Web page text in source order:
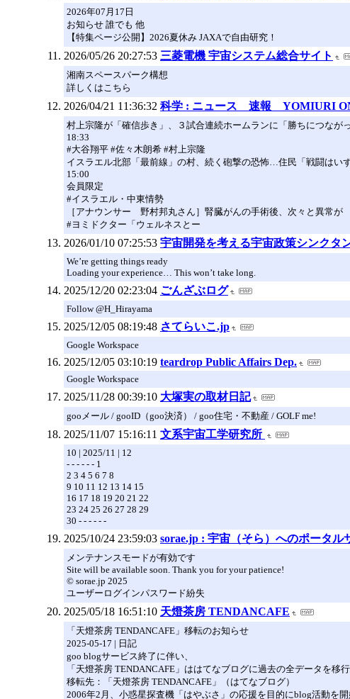
2026年07月17日
お知らせ 誰でも 他
【特集ページ公開】2026夏休み JAXAで自由研究！
2026/05/26 20:27:53 三菱電機 宇宙システム総合サイト
湘南スペースパーク構想
詳しくはこちら
2026/04/21 11:36:32 科学 : ニュース 速報 YOMIURI
村上宗隆が「確信歩き」、３試合連続ホームランに「勝ちにつな
18:33
#大谷翔平 #佐々木朗希 #村上宗隆
イスラエル北部「最前線」の村、続く砲撃の恐怖…住民「戦闘はい
15:00
会員限定
#イスラエル・中東情勢
［アナウンサー 野村邦丸さん］腎臓がんの手術後、次々と異常
#ヨミドクター「ウェルネスとー
2026/01/10 07:25:53 宇宙開発を考える宇宙政策シンクタ
We’re getting things ready
Loading your experience… This won’t take long.
2025/12/20 02:23:04 ごんざぶログ
Follow @H_Hirayama
2025/12/05 08:19:48 さてらいこ.jp
Google Workspace
2025/12/05 03:10:19 teardrop Public Affairs Dep.
Google Workspace
2025/11/28 00:39:10 大塚実の取材日記
gooメール / gooID（goo決済） / goo住宅・不動産 / GOLF me!
2025/11/07 15:16:11 文系宇宙工学研究所
10 | 2025/11 | 12
- - - - - - 1
2 3 4 5 6 7 8
9 10 11 12 13 14 15
16 17 18 19 20 21 22
23 24 25 26 27 28 29
30 - - - - - -
2025/10/24 23:59:03 sorae.jp : 宇宙（そら）へのポータル
メンテナンスモードが有効です
Site will be available soon. Thank you for your patience!
© sorae.jp 2025
ユーザーログインパスワード紛失
2025/05/18 16:51:10 天燈茶房 TENDANCAFE
「天燈茶房 TENDANCAFE」移転のお知らせ
2025-05-17 | 日記
goo blogサービス終了に伴い、
「天燈茶房 TENDANCAFE」ははてなブログに過去の全データを移
移転先：「天燈茶房 TENDANCAFE」（はてなブログ）
2006年2月、小惑星探査機「はやぶさ」の応援を目的にblog活動を